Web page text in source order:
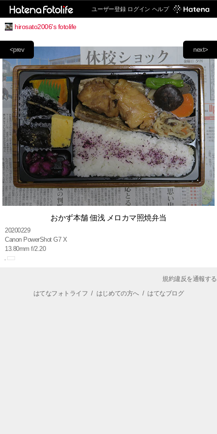
ユーザー登録 ログイン ヘルプ
hirosato2006's fotolife
next>
<prev
おかず本舗 佃浅 メロカマ照焼弁当
20200229
Canon PowerShot G7 X
13.80mm f/2.20
規約違反を通報する
はてなフォトライフ / はじめての方へ/ はてなブログ